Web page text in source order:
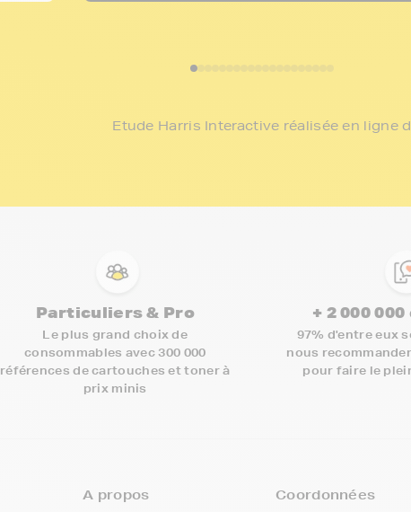
Etude Harris Interactive réalisée en ligne
Particuliers & Pro
Le plus grand choix de
consommables avec 300 000
références de cartouches et toner à
prix minis
+ 2 000
97% d'entre eux
nous
pour faire le
A propos Coordonnées